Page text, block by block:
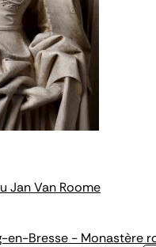
Jan Van Roome
en-Bresse - Monastère